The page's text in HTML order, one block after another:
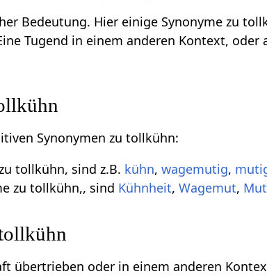
Bedeutung. Hier einige Synonyme zu
Tugend in einem anderen Kontext,
Synonymen zu tollkühn:
tollkühn, sind z.B. kühn,wagemutig,
zu tollkühn,, sind Kühnheit,Wagemut, Mut
übertrieben oder in einem anderen